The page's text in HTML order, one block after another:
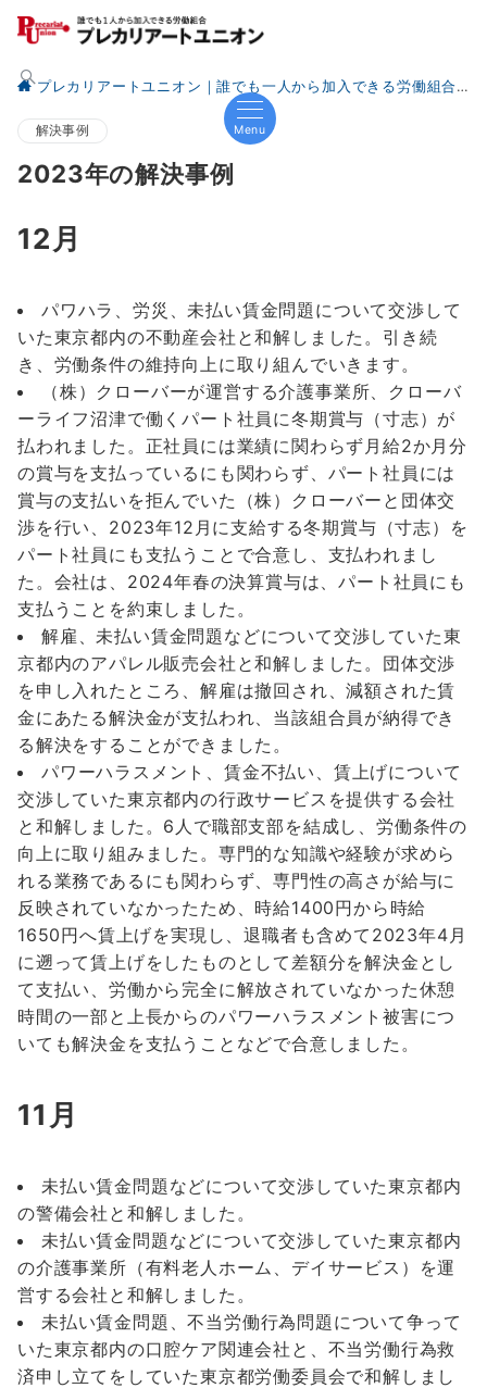
Menu
プレカリアートユニオン｜誰でも一人から加入できる労働組合
解決事例
2023年の解決事例
12月
パワハラ、労災、未払い賃金問題について交渉して
いた東京都内の不動産会社と和解しました。引き続
き、労働条件の維持向上に取り組んでいきます。
（株）クローバーが運営する介護事業所、クローバ
ーライフ沼津で働くパート社員に冬期賞与（寸志）が
払われました。正社員には業績に関わらず月給2か月分
の賞与を支払っているにも関わらず、パート社員には
賞与の支払いを拒んでいた（株）クローバーと団体交
渉を行い、2023年12月に支給する冬期賞与（寸志）を
パート社員にも支払うことで合意し、支払われまし
た。会社は、2024年春の決算賞与は、パート社員にも
支払うことを約束しました。
解雇、未払い賃金問題などについて交渉していた東
京都内のアパレル販売会社と和解しました。団体交渉
を申し入れたところ、解雇は撤回され、減額された賃
金にあたる解決金が支払われ、当該組合員が納得でき
る解決をすることができました。
パワーハラスメント、賃金不払い、賃上げについて
交渉していた東京都内の行政サービスを提供する会社
と和解しました。6人で職部支部を結成し、労働条件の
向上に取り組みました。専門的な知識や経験が求めら
れる業務であるにも関わらず、専門性の高さが給与に
反映されていなかったため、時給1400円から時給
1650円へ賃上げを実現し、退職者も含めて2023年4月
に遡って賃上げをしたものとして差額分を解決金とし
て支払い、労働から完全に解放されていなかった休憩
時間の一部と上長からのパワーハラスメント被害につ
いても解決金を支払うことなどで合意しました。
11月
未払い賃金問題などについて交渉していた東京都内
の警備会社と和解しました。
未払い賃金問題などについて交渉していた東京都内
の介護事業所（有料老人ホーム、デイサービス）を運
営する会社と和解しました。
未払い賃金問題、不当労働行為問題について争って
いた東京都内の口腔ケア関連会社と、不当労働行為救
済申し立てをしていた東京都労働委員会で和解しまし